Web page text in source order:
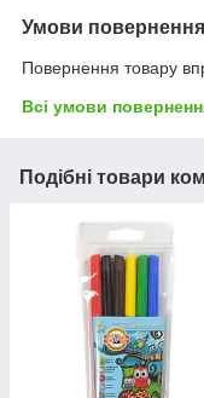
Умови повернення
Повернення товару
Всі умови
Подібні товари